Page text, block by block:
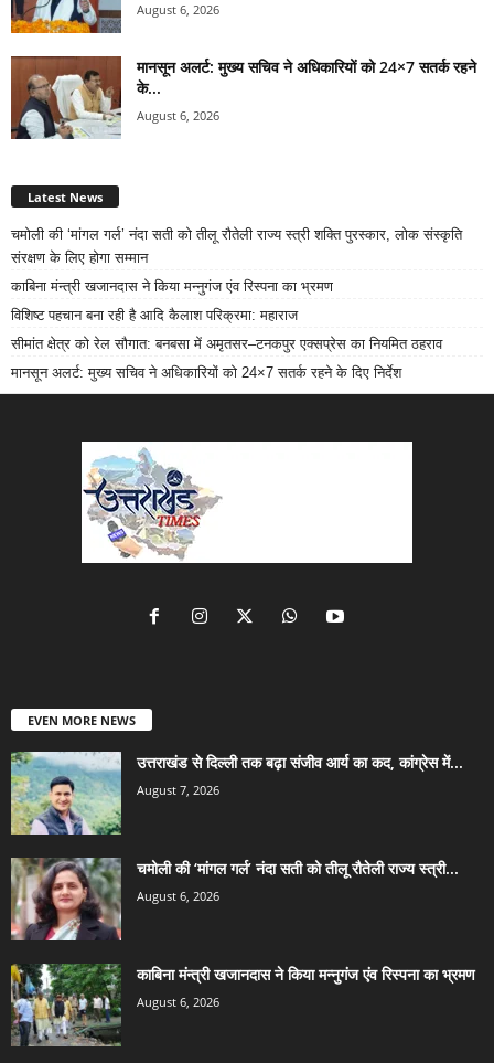
August 6, 2026
मानसून अलर्ट: मुख्य सचिव ने अधिकारियों को 24×7 सतर्क रहने
के...
August 6, 2026
Latest News
चमोली की ‘मांगल गर्ल’ नंदा सती को तीलू रौतेली राज्य स्त्री शक्ति पुरस्कार, लोक संस्कृति
संरक्षण के लिए होगा सम्मान
काबिना मंन्त्री खजानदास ने किया मन्नुगंज एंव रिस्पना का भ्रमण
विशिष्ट पहचान बना रही है आदि कैलाश परिक्रमा: महाराज
सीमांत क्षेत्र को रेल सौगात: बनबसा में अमृतसर–टनकपुर एक्सप्रेस का नियमित ठहराव
मानसून अलर्ट: मुख्य सचिव ने अधिकारियों को 24×7 सतर्क रहने के दिए निर्देश
EVEN MORE NEWS
उत्तराखंड से दिल्ली तक बढ़ा संजीव आर्य का कद, कांग्रेस में...
August 7, 2026
चमोली की ‘मांगल गर्ल’ नंदा सती को तीलू रौतेली राज्य स्त्री...
August 6, 2026
काबिना मंन्त्री खजानदास ने किया मन्नुगंज एंव रिस्पना का भ्रमण
August 6, 2026